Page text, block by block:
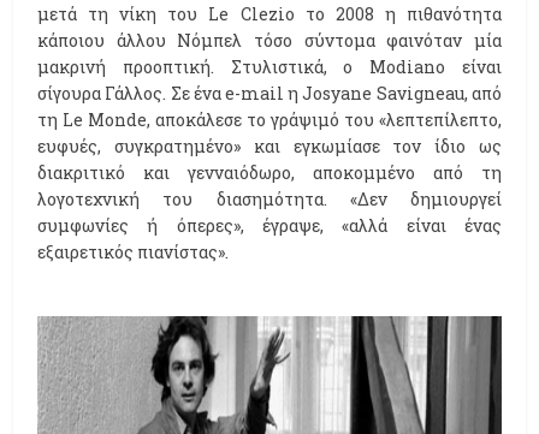
μετά τη νίκη του Le Clezio το 2008 η πιθανότητα
κάποιου άλλου Νόμπελ τόσο σύντομα φαινόταν μία
μακρινή προοπτική. Στυλιστικά, ο Modiano είναι
σίγουρα Γάλλος. Σε ένα e-mail η Josyane Savigneau, από
τη Le Monde, αποκάλεσε το γράψιμό του «λεπτεπίλεπτο,
ευφυές, συγκρατημένο» και εγκωμίασε τον ίδιο ως
διακριτικό και γενναιόδωρο, αποκομμένο από τη
λογοτεχνική του διασημότητα. «Δεν δημιουργεί
συμφωνίες ή όπερες», έγραψε, «αλλά είναι ένας
εξαιρετικός πιανίστας».